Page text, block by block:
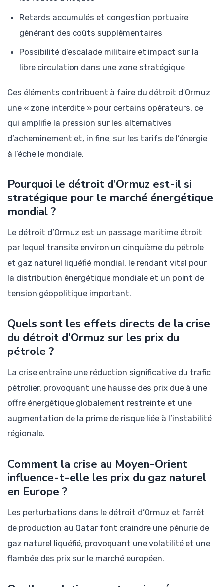
Retards accumulés et congestion portuaire
générant des coûts supplémentaires
Possibilité d’escalade militaire et impact sur la
libre circulation dans une zone stratégique
Ces éléments contribuent à faire du détroit d’Ormuz
une « zone interdite » pour certains opérateurs, ce
qui amplifie la pression sur les alternatives
d’acheminement et, in fine, sur les tarifs de l’énergie
à l’échelle mondiale.
Pourquoi le détroit d’Ormuz est-il si
stratégique pour le marché énergétique
mondial ?
Le détroit d’Ormuz est un passage maritime étroit
par lequel transite environ un cinquième du pétrole
et gaz naturel liquéfié mondial, le rendant vital pour
la distribution énergétique mondiale et un point de
tension géopolitique important.
Quels sont les effets directs de la crise
du détroit d’Ormuz sur les prix du
pétrole ?
La crise entraîne une réduction significative du trafic
pétrolier, provoquant une hausse des prix due à une
offre énergétique globalement restreinte et une
augmentation de la prime de risque liée à l’instabilité
régionale.
Comment la crise au Moyen-Orient
influence-t-elle les prix du gaz naturel
en Europe ?
Les perturbations dans le détroit d’Ormuz et l’arrêt
de production au Qatar font craindre une pénurie de
gaz naturel liquéfié, provoquant une volatilité et une
flambée des prix sur le marché européen.